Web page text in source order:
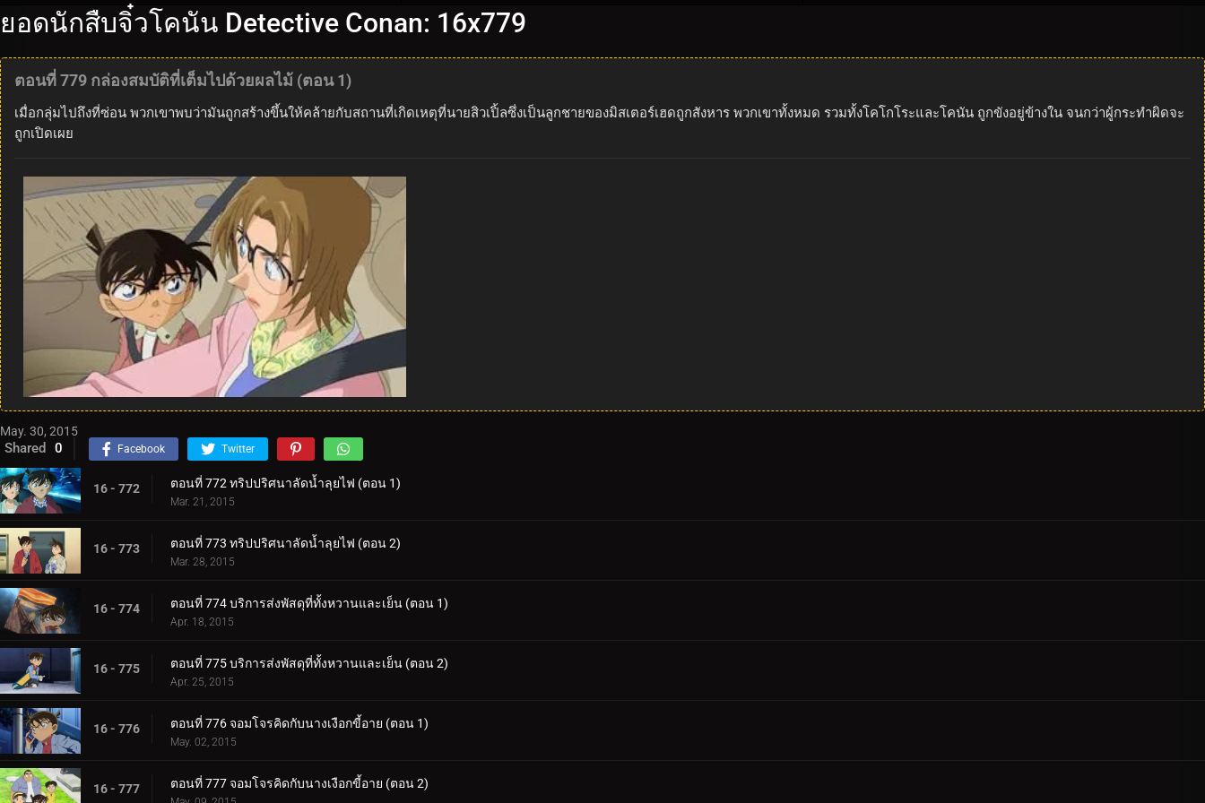
ยอดนักสืบจิ๋วโคนัน Detective Conan: 16x779
ตอนที่ 779 กล่องสมบัติที่เต็มไปด้วยผลไม้ (ตอน 1)
เมื่อกลุ่มไปถึงที่ซ่อน พวกเขาพบว่ามันถูกสร้างขึ้นให้คล้ายกับสถานที่เกิดเหตุที่นายสิวเปิ้ลซึ่งเป็นลูกชายของมิสเตอร์เฮดถูกสังหาร พวกเขาทั้งหมด รวมทั้งโคโกโระและโคนัน ถูกขังอยู่ข้างใน จนกว่าผู้กระทำผิดจะ
ถูกเปิดเผย
May. 30, 2015
Shared 0 Facebook Twitter
16 - 772 ตอนที่ 772 ทริปปริศนาลัดน้ำลุยไฟ (ตอน 1)
Mar. 21, 2015
16 - 773 ตอนที่ 773 ทริปปริศนาลัดน้ำลุยไฟ (ตอน 2)
Mar. 28, 2015
16 - 774 ตอนที่ 774 บริการส่งพัสดุที่ทั้งหวานและเย็น (ตอน 1)
Apr. 18, 2015
16 - 775 ตอนที่ 775 บริการส่งพัสดุที่ทั้งหวานและเย็น (ตอน 2)
Apr. 25, 2015
16 - 776 ตอนที่ 776 จอมโจรคิดกับนางเงือกขี้อาย (ตอน 1)
May. 02, 2015
16 - 777 ตอนที่ 777 จอมโจรคิดกับนางเงือกขี้อาย (ตอน 2)